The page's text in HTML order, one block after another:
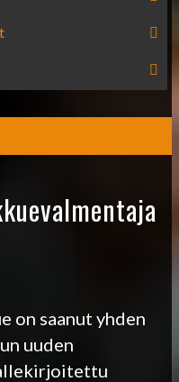
on saanut yhden
uuden